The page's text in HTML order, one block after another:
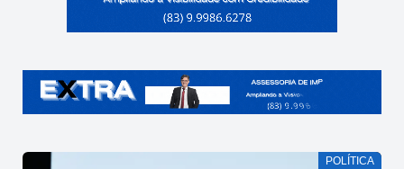
POLÍTICA